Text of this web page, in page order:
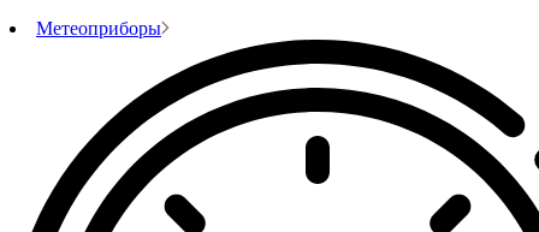
Метеоприборы